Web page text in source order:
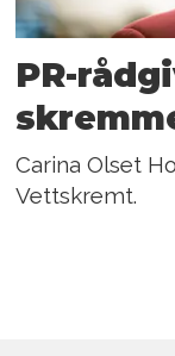
PR-
Carina Olset
Vettskremt.